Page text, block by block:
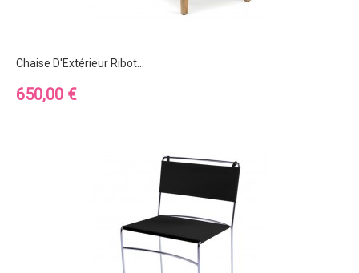
Chaise D'Extérieur Ribot...
Prix
650,00 €